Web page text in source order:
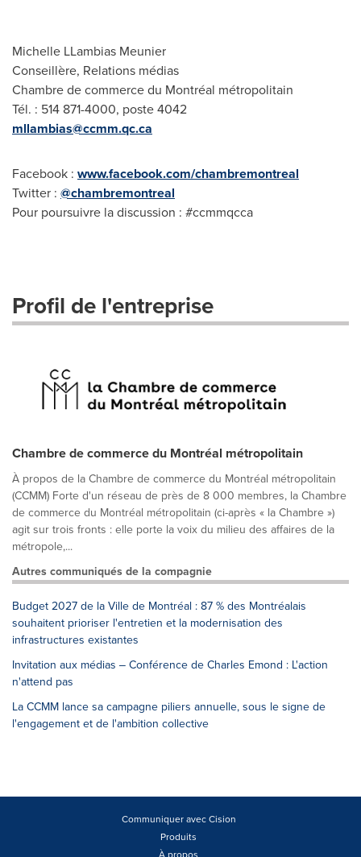
Michelle LLambias Meunier
Conseillère, Relations médias
Chambre de commerce du Montréal métropolitain
Tél. : 514 871-4000, poste 4042
mllambias@ccmm.qc.ca
Facebook : www.facebook.com/chambremontreal
Twitter : @chambremontreal
Pour poursuivre la discussion : #ccmmqcca
Profil de l'entreprise
Chambre de commerce du Montréal métropolitain
À propos de la Chambre de commerce du Montréal métropolitain
(CCMM) Forte d'un réseau de près de 8 000 membres, la Chambre
de commerce du Montréal métropolitain (ci-après « la Chambre »)
agit sur trois fronts : elle porte la voix du milieu des affaires de la
métropole,...
Autres communiqués de la compagnie
Budget 2027 de la Ville de Montréal : 87 % des Montréalais
souhaitent prioriser l'entretien et la modernisation des
infrastructures existantes
Invitation aux médias ‒ Conférence de Charles Emond : L'action
n'attend pas
La CCMM lance sa campagne piliers annuelle, sous le signe de
l'engagement et de l'ambition collective
Communiquer avec Cision
Produits